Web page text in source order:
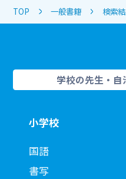
TOP 一般書籍 検索
学校の先生・
小学校
国語
書写